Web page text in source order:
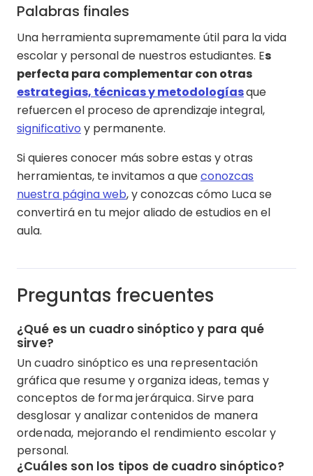
Palabras finales
Una herramienta supremamente útil para la vida
escolar y personal de nuestros estudiantes. Es
perfecta para complementar con otras
estrategias, técnicas y metodologíasque
refuercen el proceso de aprendizaje integral,
significativo y permanente.
Si quieres conocer más sobre estas y otras
herramientas, te invitamos a queconozcas
nuestra página web, y conozcas cómo Luca se
convertirá en tu mejor aliado de estudios en el
aula.
Preguntas frecuentes
¿Qué es un cuadro sinóptico y para qué
sirve?
Un cuadro sinóptico es una representación
gráfica que resume y organiza ideas, temas y
conceptos de forma jerárquica. Sirve para
desglosar y analizar contenidos de manera
ordenada, mejorando el rendimiento escolar y
personal.
¿Cuáles son los tipos de cuadro sinóptico?